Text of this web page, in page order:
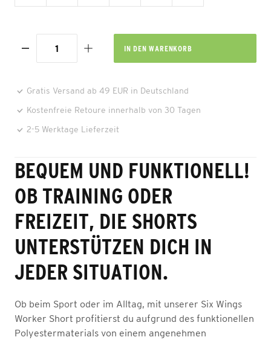
IN DEN WARENKORB
Gratis Versand ab 49 EUR in Deutschland
Kostenfreie Retoure innerhalb von 30 Tagen
2-5 Werktage Lieferzeit
BEQUEM UND FUNKTIONELL!
OB TRAINING ODER
FREIZEIT, DIE SHORTS
UNTERSTÜTZEN DICH IN
JEDER SITUATION.
Ob beim Sport oder im Alltag, mit unserer Six Wings
Worker Short profitierst du aufgrund des funktionellen
Polyestermaterials von einem angenehmen